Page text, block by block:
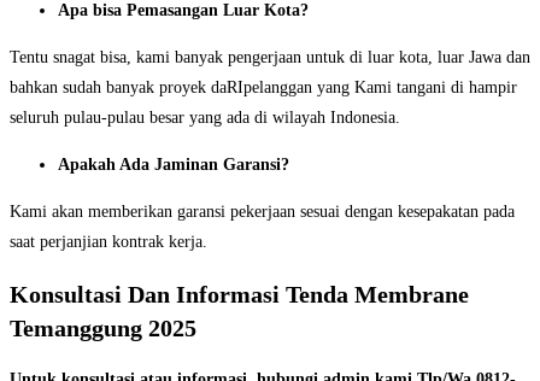
Apa bisa Pemasangan Luar Kota?
Tentu snagat bisa, kami banyak pengerjaan untuk di luar kota, luar Jawa dan
bahkan sudah banyak proyek daRIpelanggan yang Kami tangani di hampir
seluruh pulau-pulau besar yang ada di wilayah Indonesia.
Apakah Ada Jaminan Garansi?
Kami akan memberikan garansi pekerjaan sesuai dengan kesepakatan pada
saat perjanjian kontrak kerja.
Konsultasi Dan Informasi Tenda Membrane
Temanggung 2025